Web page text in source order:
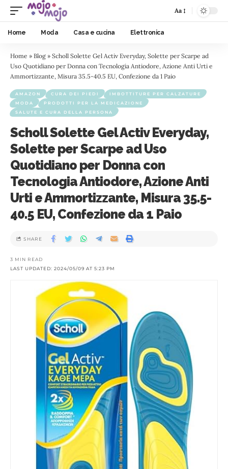
Aa
Home Moda Casa e cucina Elettronica
Home » Blog » Scholl Solette Gel Activ Everyday, Solette per Scarpe ad
Uso Quotidiano per Donna con Tecnologia Antiodore, Azione Anti Urti e
Ammortizzante, Misura 35.5-40.5 EU, Confezione da 1 Paio
AMAZON CURA DEI PIEDI
IMBOTTITURE PER CALZATURE
MODA
PRODOTTI PER LA MEDICAZIONE
SALUTE E CURA DELLA PERSONA
Scholl Solette Gel Activ Everyday,
Solette per Scarpe ad Uso
Quotidiano per Donna con
Tecnologia Antiodore, Azione Anti
Urti e Ammortizzante, Misura 35.5-
40.5 EU, Confezione da 1 Paio
LAST UPDATED: 2024/05/09 AT 5:23 PM
3 MIN READ
SHARE